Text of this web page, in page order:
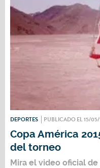
DEPORTES PUBLICADO EL 15/05/
Copa América
del torneo
Mira el video oficial de